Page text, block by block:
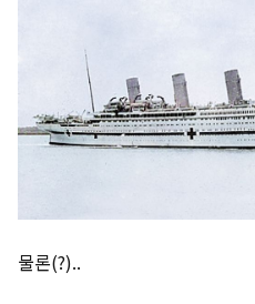
물론(?)..